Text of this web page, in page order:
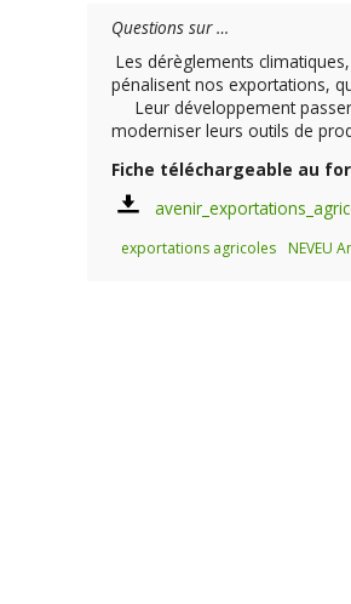
Questions sur …
Les dérèglements
pénalisent nos exportations,
Leur développement
moderniser leurs outils de
Fiche téléchargeable au
exportations agricoles NEVEU